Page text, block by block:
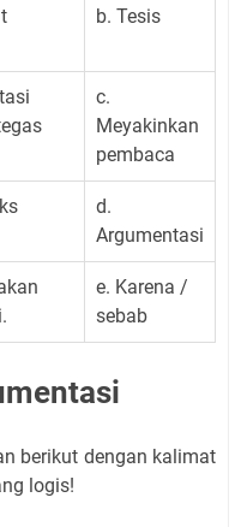
b. Tesis
c.
Meyakinkan
pembaca
d.
Argumentasi
e. Karena /
sebab
berikut dengan kalimat
logis!